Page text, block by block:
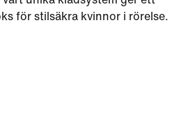
för stilsäkra kvinnor i rörelse.